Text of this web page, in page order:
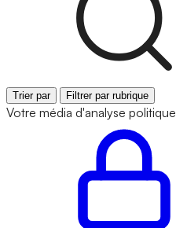
Trier par Filtrer par rubrique
Votre média d'analyse